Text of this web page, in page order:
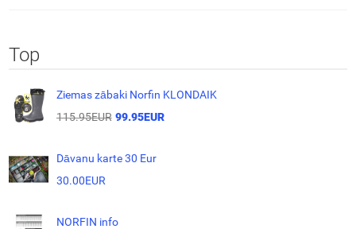
Top
Ziemas zābaki Norfin KLONDAIK
115.95EUR 99.95EUR
Dāvanu karte 30 Eur
30.00EUR
NORFIN info